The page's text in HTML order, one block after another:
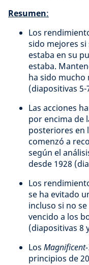
Resumen:
Los
sido mejores
estaba en su
estaba.
ha sido mucho
(diapositivas 5-
Las acciones
por encima de
posteriores en
comenzó a
según el
desde 1928
Los
se ha evitado
incluso si no
vencido a los
(diapositivas 8
Los
principios de